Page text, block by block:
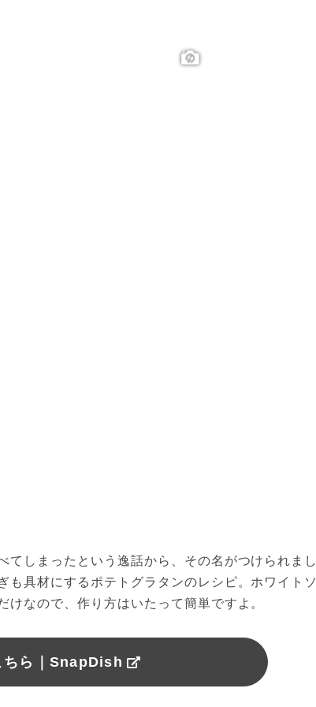
てしまったという逸話から、その名がつけられまし
も具材にするポテトグラタンのレシピ。ホワイトソ
なので、作り方はいたって簡単ですよ。
ちら｜SnapDish